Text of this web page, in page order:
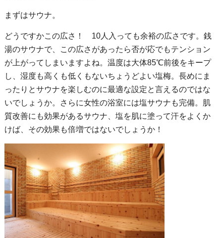
まずはサウナ。
どうですかこの広さ！ 10人入っても余裕の広さです。銭
湯のサウナで、この広さがあったら否が応でもテンション
が上がってしまいますよね。温度は大体85℃前後をキープ
し、湿度も高くも低くもないちょうどよい塩梅。長めにま
ったりとサウナを楽しむのに最適な設定と言えるのではな
いでしょうか。さらに女性の浴室には塩サウナも完備。肌
質改善にも効果があるサウナ、塩を肌に塗って汗をよくか
けば、その効果も倍増ではないでしょうか！